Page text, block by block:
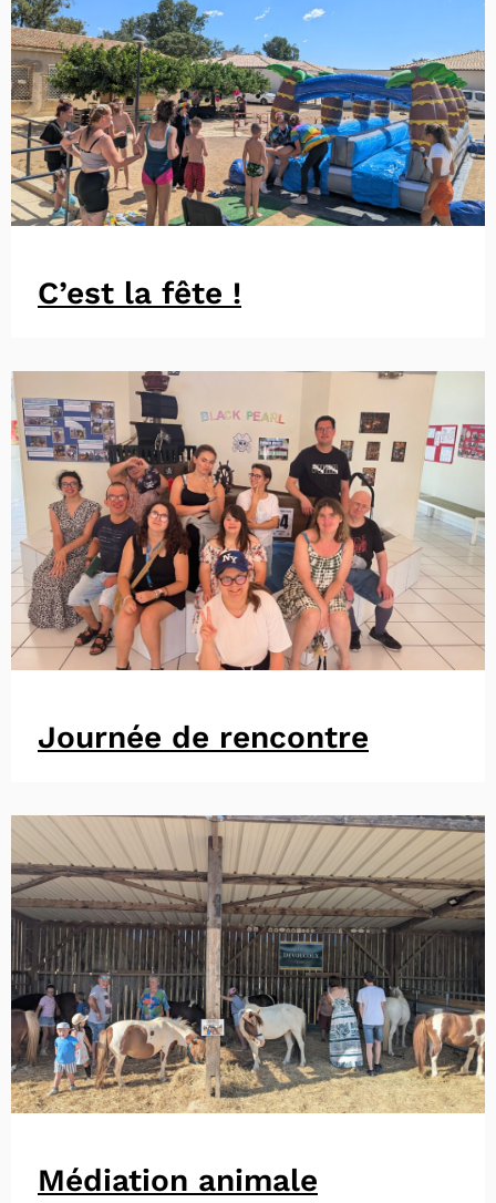
C’est la fête !
Journée de rencontre
Médiation animale